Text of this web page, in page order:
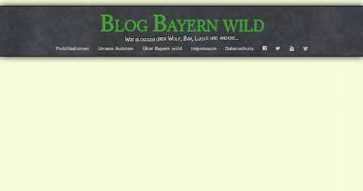
Blog Bayern wild
Wir bloggen über Wolf, Bär, Luchs und andere…
Publikationen Unsere Autoren Über Bayern wild Impressum Datenschutz F T Y V